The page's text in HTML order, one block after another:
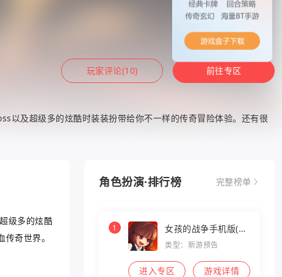
玩家评论(10) 前往专区
以及超级多的炫酷时装装扮带给你不一样的传奇冒险体验。还有很
级多的炫酷
奇世界。
角色扮演·排行榜 完整榜单
1
女孩的战争手机版(暂
未上线)
类型：新游预告
进入专区 游戏详情